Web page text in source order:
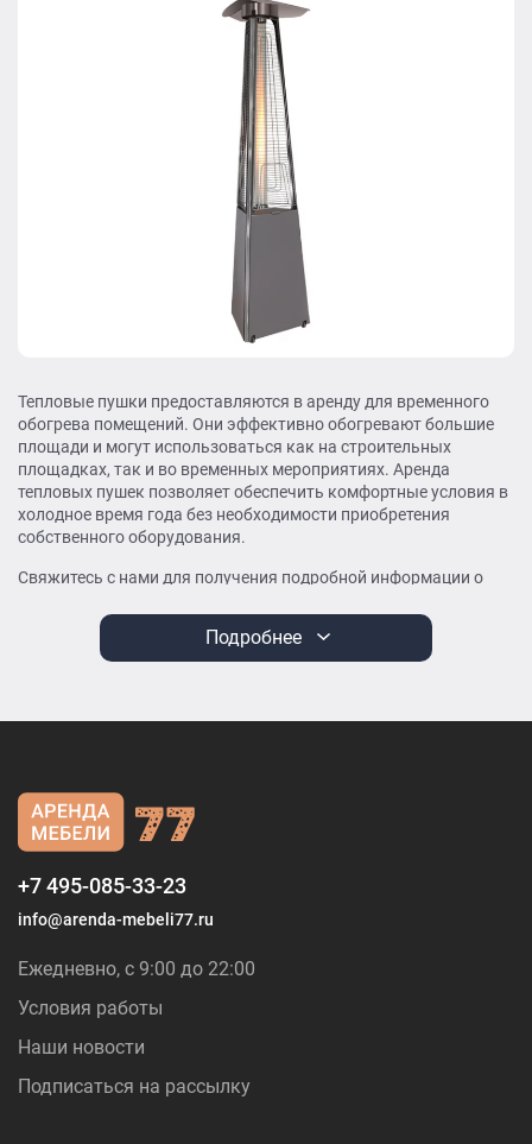
Тепловые пушки предоставляются в аренду для временного
обогрева помещений. Они эффективно обогревают большие
площади и могут использоваться как на строительных
площадках, так и во временных мероприятиях. Аренда
тепловых пушек позволяет обеспечить комфортные условия в
холодное время года без необходимости приобретения
собственного оборудования.
Свяжитесь с нами для получения подробной информации о
Подробнее
+7 495-085-33-23
info@arenda-mebeli77.ru
Ежедневно, с 9:00 до 22:00
Условия работы
Наши новости
Подписаться на рассылку